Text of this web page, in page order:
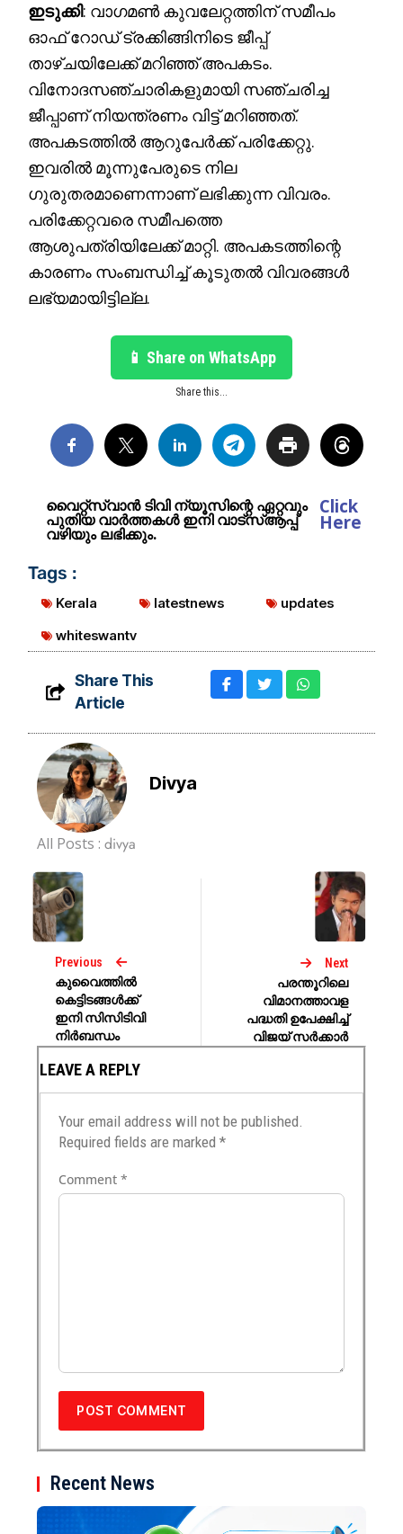
ഇടുക്കി: വാഗമൺ കുവലേറ്റത്തിന് സമീപം
ഓഫ് റോഡ് ട്രക്കിങ്ങിനിടെ ജീപ്പ്
താഴ്ചയിലേക്ക് മറിഞ്ഞ് അപകടം.
വിനോദസഞ്ചാരികളുമായി സഞ്ചരിച്ച
ജീപ്പാണ് നിയന്ത്രണം വിട്ട് മറിഞ്ഞത്.
അപകടത്തിൽ ആറുപേർക്ക് പരിക്കേറ്റു.
ഇവരിൽ മൂന്നുപേരുടെ നില
ഗുരുതരമാണെന്നാണ് ലഭിക്കുന്ന വിവരം.
പരിക്കേറ്റവരെ സമീപത്തെ
ആശുപത്രിയിലേക്ക് മാറ്റി. അപകടത്തിന്റെ
കാരണം സംബന്ധിച്ച് കൂടുതൽ വിവരങ്ങൾ
ലഭ്യമായിട്ടില്ല.
📱 Share on WhatsApp
Share this...
വൈറ്റ്സ്വാൻ ടിവി ന്യൂസിന്റെ ഏറ്റവും
പുതിയ വാർത്തകൾ ഇനി വാട്സ്ആപ്പ്
വഴിയും ലഭിക്കും.
Click
Here
Tags :
Kerala latestnews
updates
whiteswantv
Share This
Article
Divya
All Posts :divya
Previous
കുവൈത്തിൽ
കെട്ടിടങ്ങൾക്ക്
ഇനി സിസിടിവി
നിർബന്ധം
Next
പരന്തൂറിലെ
വിമാനത്താവള
പദ്ധതി ഉപേക്ഷിച്ച്
വിജയ് സർക്കാർ
LEAVE A REPLY
Your email address will not be published.
Required fields are marked*
Comment*
Recent News